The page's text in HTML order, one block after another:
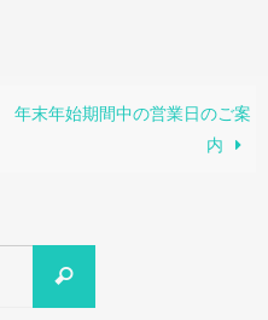
年末年始期間中の営業日のご案
内